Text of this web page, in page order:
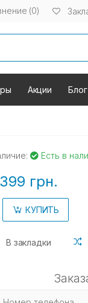
(0)
Акции Блог
Есть в
грн.
КУПИТЬ
В закладки